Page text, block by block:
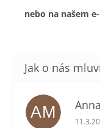
nebo na našem
AM